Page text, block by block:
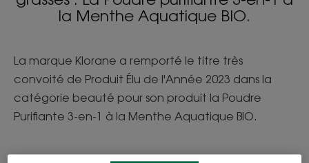
la Menthe Aquatique BIO.
La marque Klorane a remporté le titre très
convoité de Produit Élu de l'Année 2023 dans la
catégorie beauté pour son produit la Poudre
Purifiante 3-en-1 à la Menthe Aquatique BIO.